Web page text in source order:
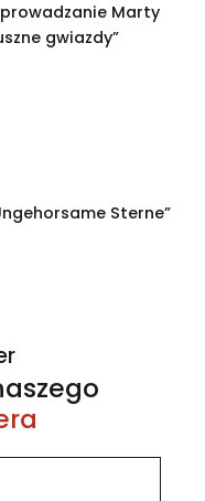
Marty
gwiazdy”
Sterne”